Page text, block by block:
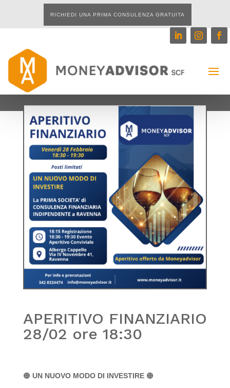
RICHIEDI UNA PRIMA CONSULENZA GRATUITA
APERITIVO FINANZIARIO
28/02 ore 18:30
🟠 UN NUOVO MODO DI INVESTIRE🟠